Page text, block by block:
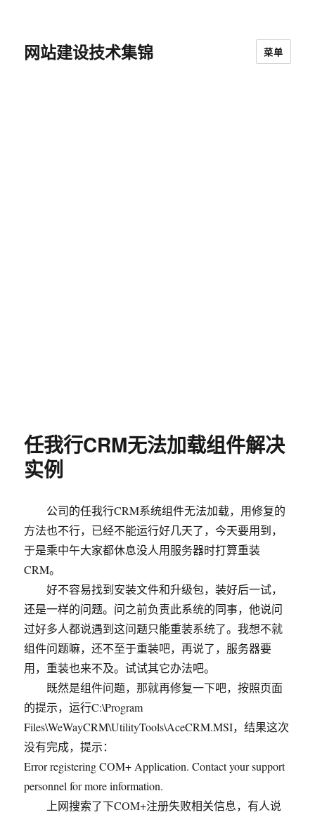
网站建设技术集锦 菜单
任我行CRM无法加载组件解决
实例
公司的任我行CRM系统组件无法加载，用修复的
方法也不行，已经不能运行好几天了，今天要用到，
于是乘中午大家都休息没人用服务器时打算重装
CRM。
好不容易找到安装文件和升级包，装好后一试，
还是一样的问题。问之前负责此系统的同事，他说问
过好多人都说遇到这问题只能重装系统了。我想不就
组件问题嘛，还不至于重装吧，再说了，服务器要
用，重装也来不及。试试其它办法吧。
既然是组件问题，那就再修复一下吧，按照页面
的提示，运行C:\Program
Files\WeWayCRM\UtilityTools\AceCRM.MSI，结果这次
没有完成，提示：
Error registering COM+ Application. Contact your support
personnel for more information.
上网搜索了下COM+注册失败相关信息，有人说